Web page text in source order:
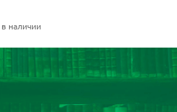
в наличии